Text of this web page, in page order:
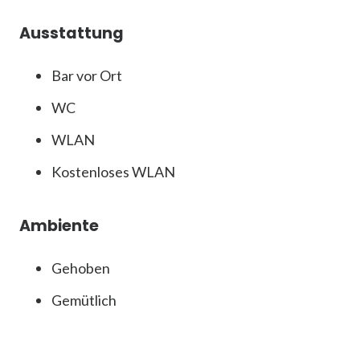
Ausstattung
Bar vor Ort
WC
WLAN
Kostenloses WLAN
Ambiente
Gehoben
Gemütlich